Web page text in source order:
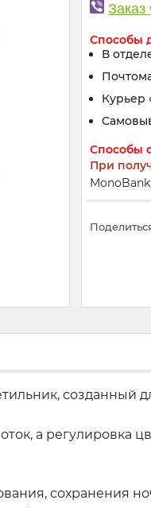
Заказ
Способы
В
Курьер
Способы
При
созданный
а регулировка
сохранения